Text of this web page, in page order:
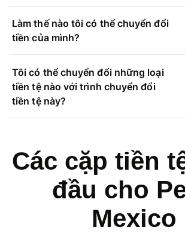
Làm thế nào tôi có thể chuyển đổi
tiền của mình?
Tôi có thể chuyển đổi những loại
tiền tệ nào với trình chuyển đổi
tiền tệ này?
Các cặp tiền
đầu cho
Mexico